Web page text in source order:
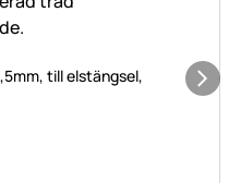
till elstängsel,